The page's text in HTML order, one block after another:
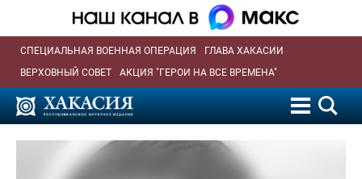
СПЕЦИАЛЬНАЯ ВОЕННАЯ ОПЕРАЦИЯ
ГЛАВА ХАКАСИИ
ВЕРХОВНЫЙ СОВЕТ
АКЦИЯ "ГЕРОИ НА ВСЕ ВРЕМЕНА"